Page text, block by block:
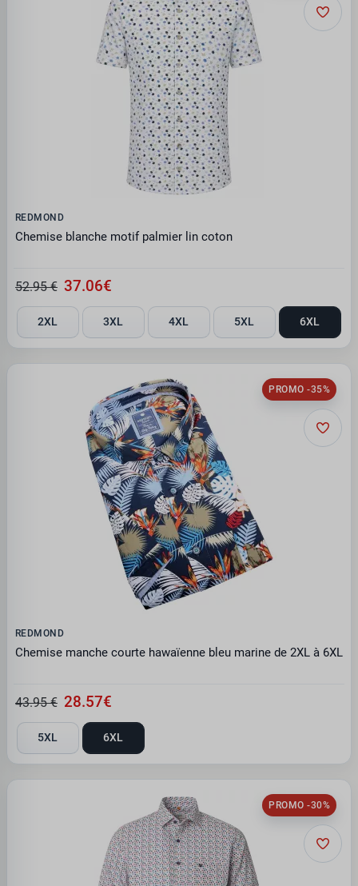
REDMOND
Chemise blanche motif palmier lin coton
52.95 € 37.06€
2XL 3XL 4XL 5XL 6XL
PROMO -35%
REDMOND
Chemise manche courte hawaïenne bleu marine de 2XL à 6XL
43.95 € 28.57€
5XL 6XL
PROMO -30%